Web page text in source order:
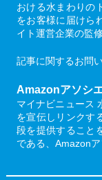
おける水まわりの
をお客様に届けら
イト運営企業の監
記事に関するお問
Amazonアソシ
マイナビニュース
を宣伝しリンクす
段を提供すること
である、Amazon